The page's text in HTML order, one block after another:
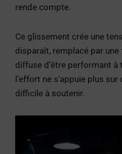
rende compte.
Ce glissement crée une
disparaît, remplacé par une
diffuse d’être performant
l’effort ne s’appuie plus
difficile à soutenir.